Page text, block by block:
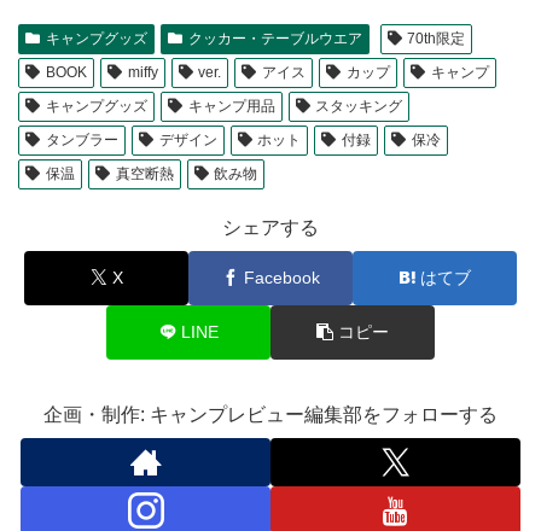
キャンプグッズ クッカー・テーブルウエア
70th限定
BOOK
miffy ver. アイス カップ
キャンプ
キャンプグッズ
キャンプ用品
スタッキング
タンブラー
デザイン ホット 付録
保冷
保温
真空断熱 飲み物
シェアする
X Facebook はてブ
LINE コピー
企画・制作: キャンプレビュー編集部をフォローする